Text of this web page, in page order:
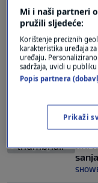
SVIJET
J.K.
Mi i naši partneri
pružili sljedeće:
Korištenje preciznih
karakteristika uređaja
uređaju.
sadržaja, uvidi u
Popis partnera
Prikaži